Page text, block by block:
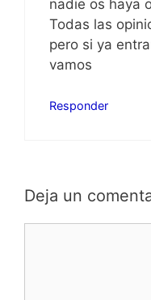
nadie os haya
Todas las
pero si ya
vamos
Responder
Deja un